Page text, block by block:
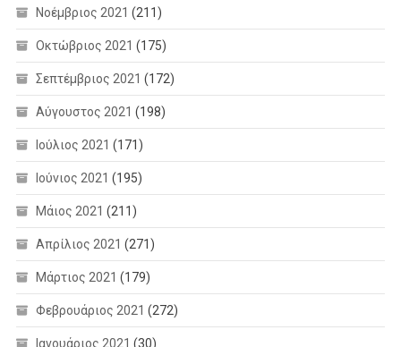
Νοέμβριος 2021 (211)
Οκτώβριος 2021 (175)
Σεπτέμβριος 2021 (172)
Αύγουστος 2021 (198)
Ιούλιος 2021 (171)
Ιούνιος 2021 (195)
Μάιος 2021 (211)
Απρίλιος 2021 (271)
Μάρτιος 2021 (179)
Φεβρουάριος 2021 (272)
Ιανουάριος 2021 (30)